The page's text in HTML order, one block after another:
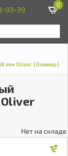
93-39 0
мм Oliver (Оливер)
Нет на складе